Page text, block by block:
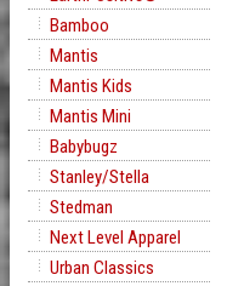
Bamboo
Mantis
Mantis Kids
Mantis Mini
Babybugz
Stanley/Stella
Stedman
Next Level Apparel
Urban Classics